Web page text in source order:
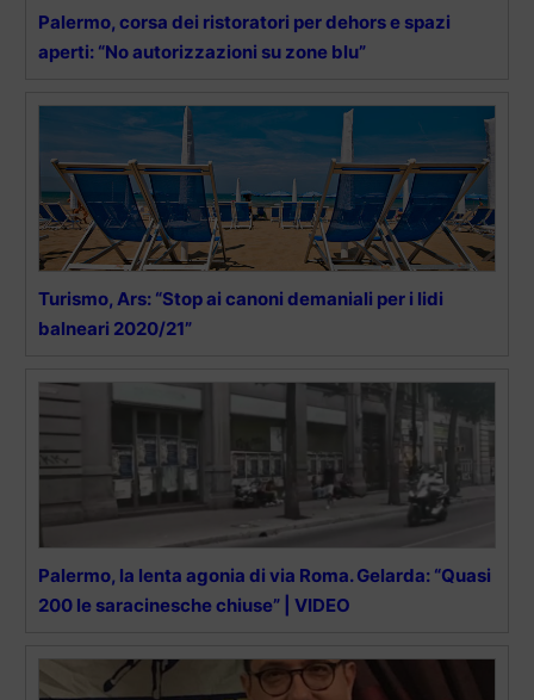
Palermo, corsa dei ristoratori per dehors e spazi
aperti: “No autorizzazioni su zone blu”
Turismo, Ars: “Stop ai canoni demaniali per i lidi
balneari 2020/21”
Palermo, la lenta agonia di via Roma. Gelarda: “Quasi
200 le saracinesche chiuse” | VIDEO